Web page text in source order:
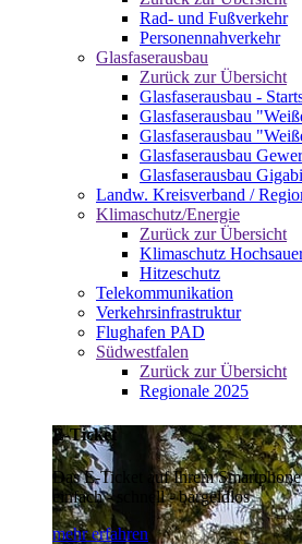
Rad- und Fußverkehr
Personennahverkehr
Glasfaserausbau
Zurück zur Übersicht
Glasfaserausbau -
Glasfaserausbau
Glasfaserausbau
Glasfaserausbau
Glasfaserausbau
Landw. Kreisverband /
Klimaschutz/Energie
Zurück zur Übersicht
Klimaschutz
Hitzeschutz
Telekommunikation
Verkehrsinfrastruktur
Flughafen PAD
Südwestfalen
Zurück zur Übersicht
Regionale 2025
E-Ticket
Das E-Ticket auf Ihrem
einfach - schnell - bargeldlos
mehr erfahren